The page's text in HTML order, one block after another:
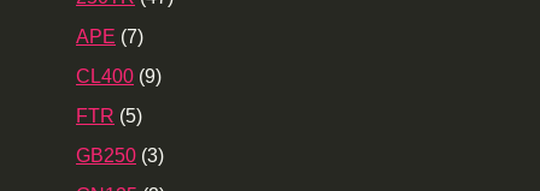
APE (7)
CL400 (9)
FTR (5)
GB250 (3)